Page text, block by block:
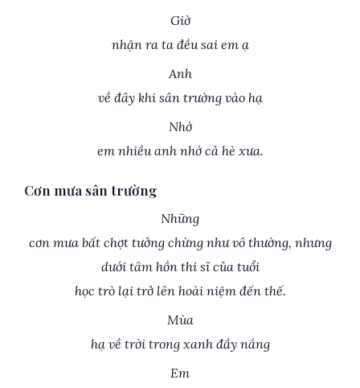
Giờ
nhận ra ta đều sai em ạ
Anh
về đây khi sân trường vào hạ
Nhớ
em nhiều anh nhớ cả hè xưa.
Cơn mưa sân trường
Những
cơn mưa bất chợt tưởng chừng như vô thường, nhưng
dưới tâm hồn thi sĩ của tuổi
học trò lại trở lên hoài niệm đến thế.
Mùa
hạ về trời trong xanh đầy nắng
Em